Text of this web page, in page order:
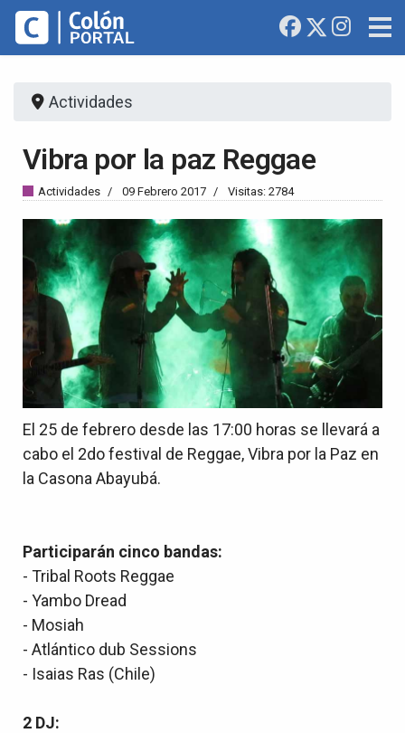
Actividades
Vibra por la paz Reggae
Actividades 09 Febrero 2017 Visitas: 2784
El 25 de febrero desde las 17:00 horas se llevará a
cabo el 2do festival de Reggae, Vibra por la Paz en
la Casona Abayubá.
Participarán cinco bandas:
- Tribal Roots Reggae
- Yambo Dread
- Mosiah
- Atlántico dub Sessions
- Isaias Ras (Chile)
2 DJ: